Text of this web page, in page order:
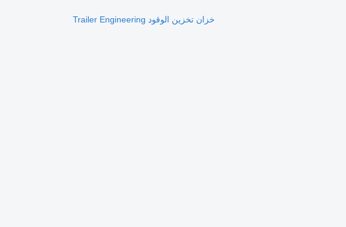
خزان تخزين الوقود Trailer Engineering